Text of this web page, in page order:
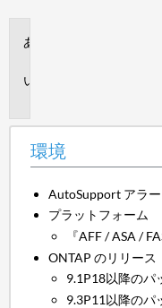
環境
AutoSupport アラ
プラットフォーム
『AFF / ASA /
ONTAP のリリース
9.1P18以降のパ
9.3P11以降のパ